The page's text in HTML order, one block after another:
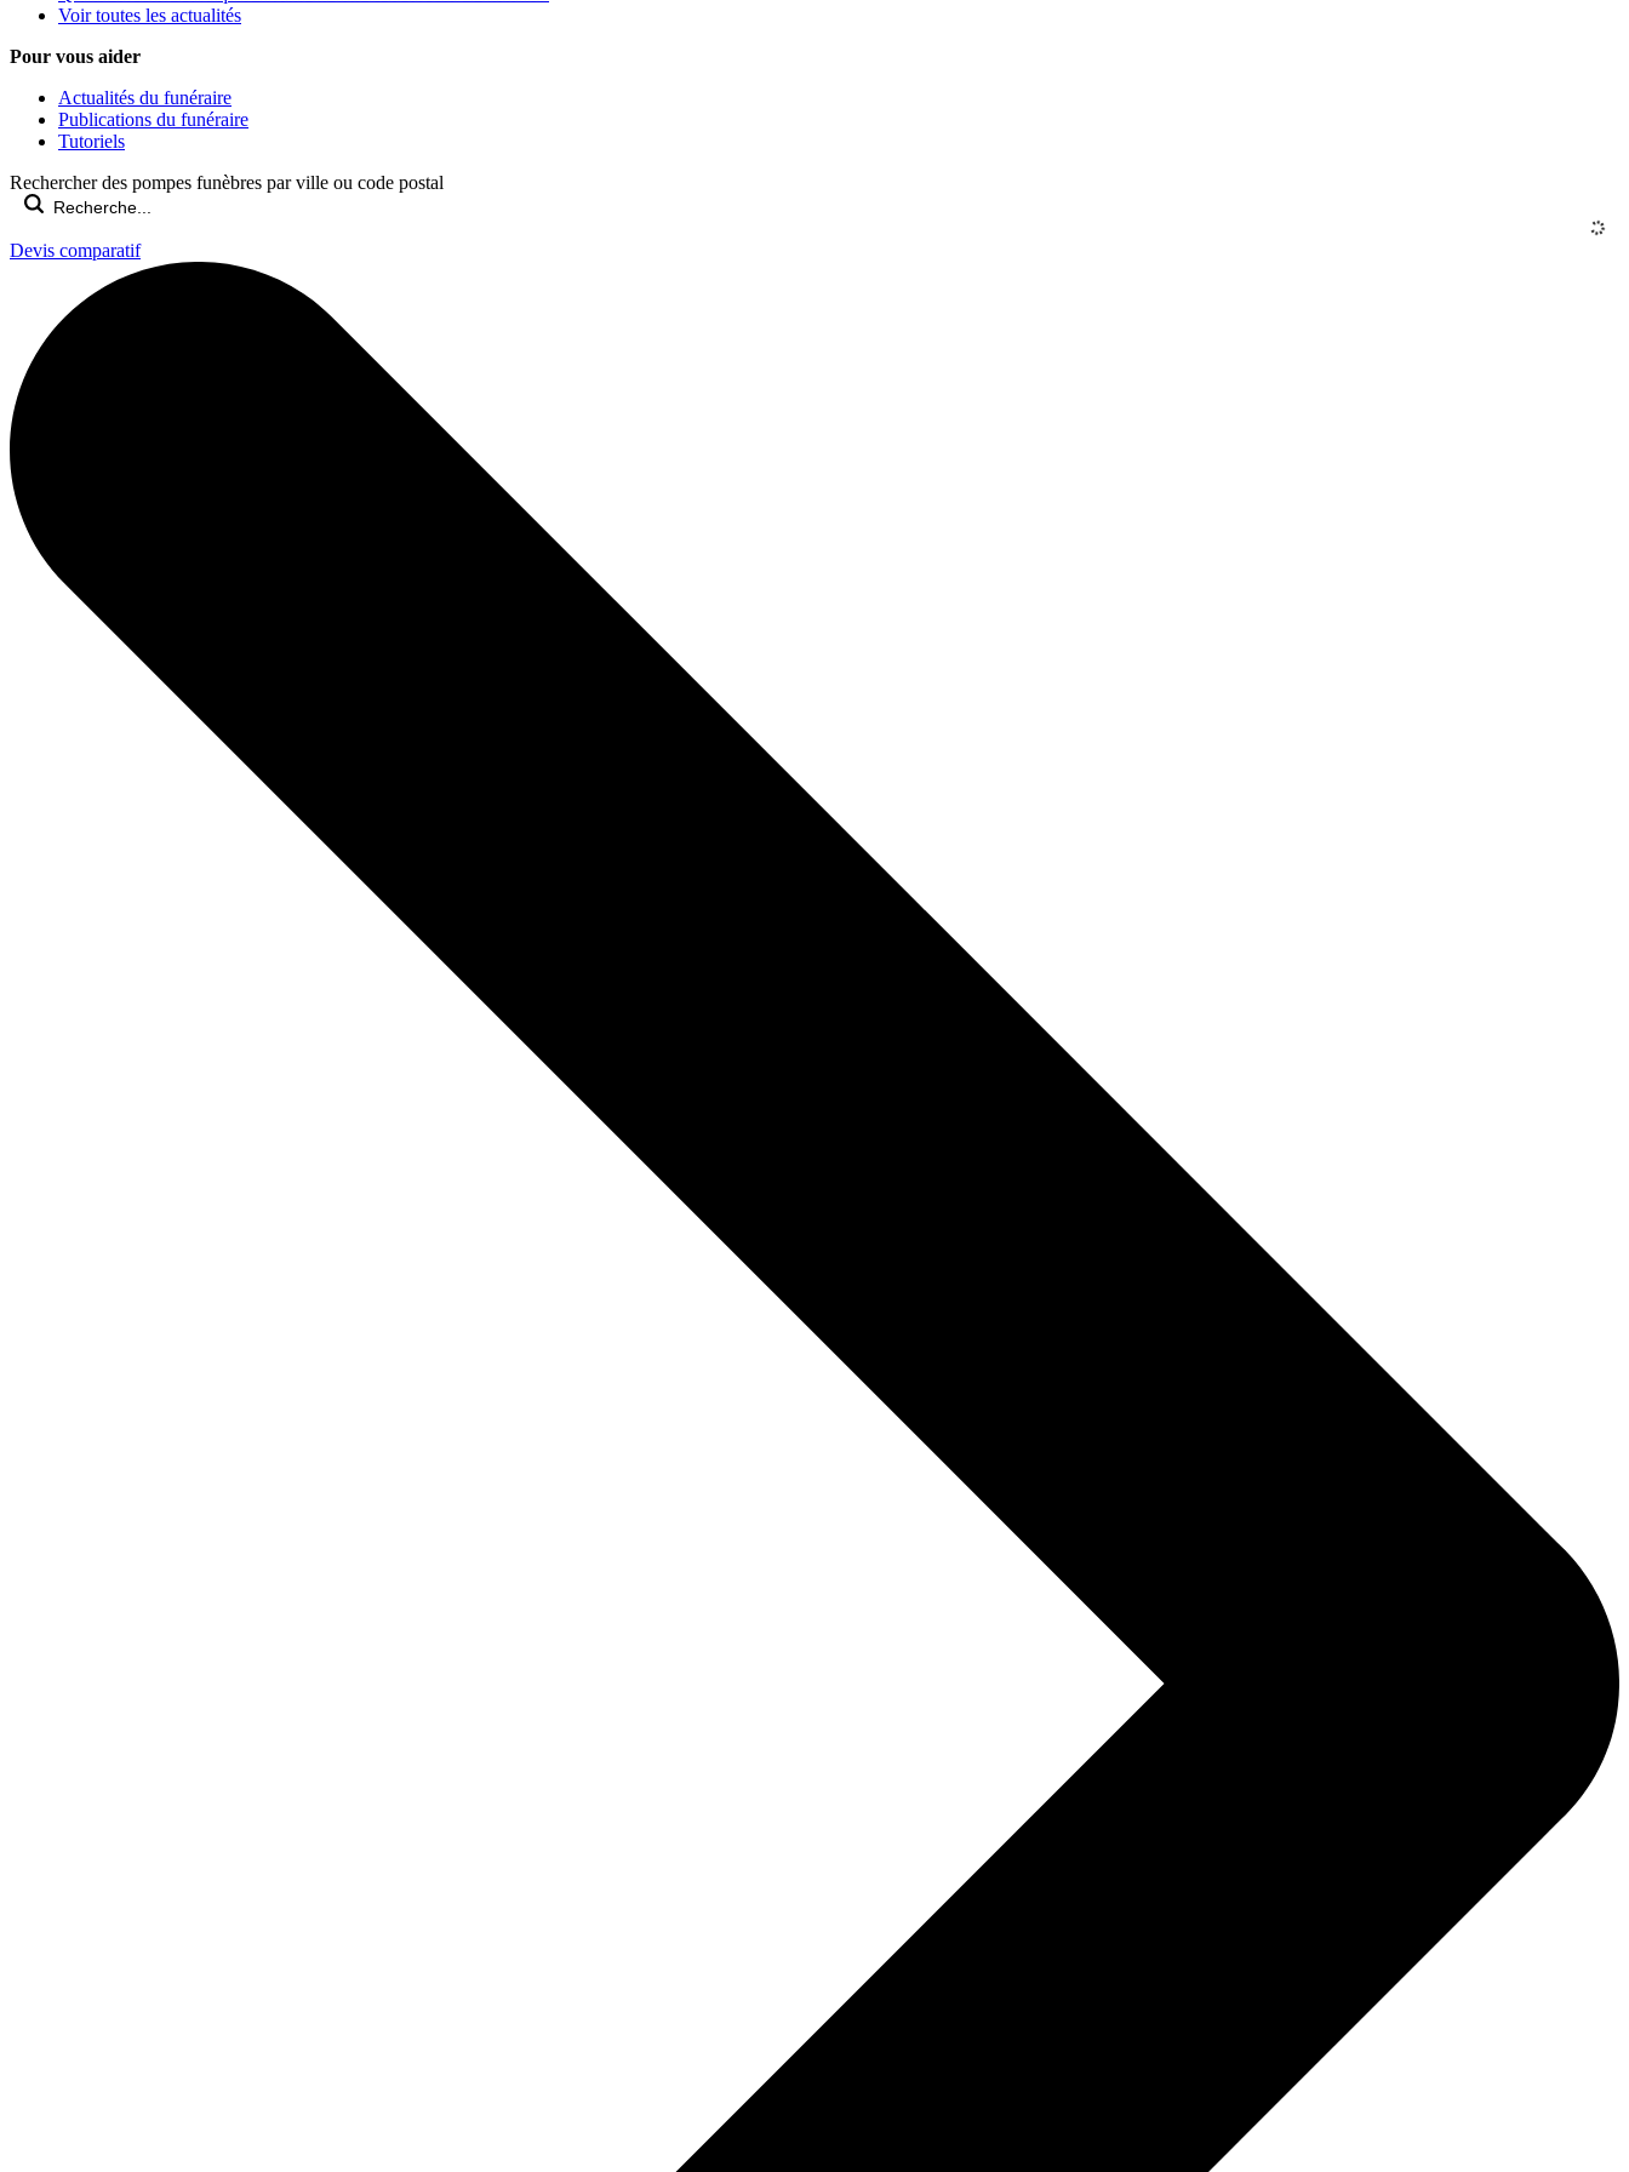
Voir toutes les actualités
Pour vous aider
Actualités du funéraire
Publications du funéraire
Tutoriels
Rechercher des pompes funèbres par ville ou code postal
Devis comparatif